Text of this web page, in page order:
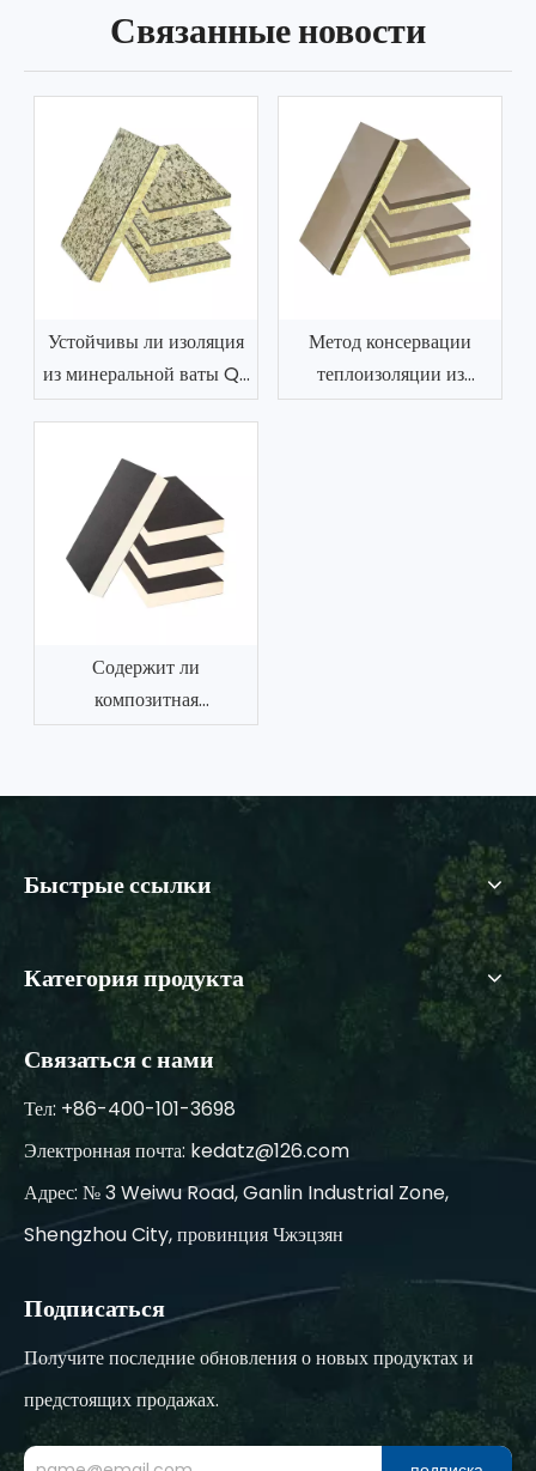
Связанные новости
Устойчивы ли изоляция
из минеральной ваты Q-
типа и декоративная
высоким температурам?
Метод консервации
теплоизоляции из
минеральной ваты J-
Содержит ли
композитная
изоляционная плита из
пенополиуретана
Быстрые ссылки
Категория продукта
Связаться с нами
Тел: +86-400-101-3698
Электронная почта: kedatz@126.com
Адрес: № 3 Weiwu Road, Ganlin Industrial Zone,
Shengzhou City, провинция Чжэцзян
Подписаться
Получите последние обновления о новых продуктах и
предстоящих продажах.